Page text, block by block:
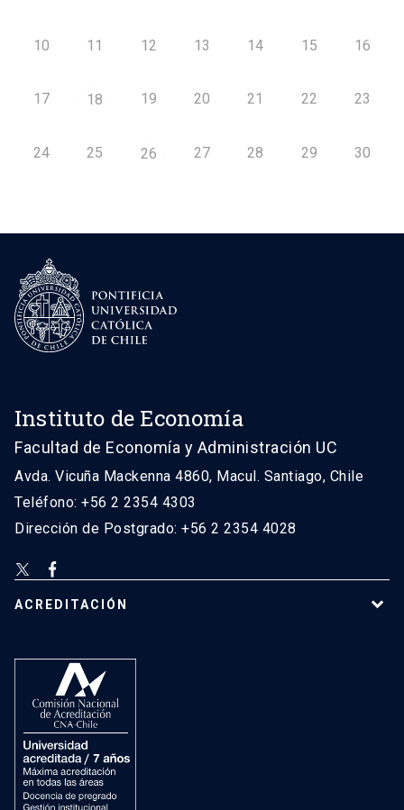
10 11 12 13 14 15 16
17 18 19 20 21 22 23
24 25 26 27 28 29 30
Instituto de Economía
Facultad de Economía y Administración UC
Avda. Vicuña Mackenna 4860, Macul. Santiago, Chile
Teléfono: +56 2 2354 4303
Dirección de Postgrado: +56 2 2354 4028
ACREDITACIÓN